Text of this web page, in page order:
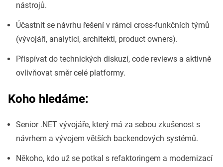
nástrojů.
Účastnit se návrhu řešení v rámci cross-funkčních týmů
(vývojáři, analytici, architekti, product owners).
Přispívat do technických diskuzí, code reviews a aktivně
ovlivňovat směr celé platformy.
Koho hledáme:
Senior .NET vývojáře, který má za sebou zkušenost s
návrhem a vývojem větších backendových systémů.
Někoho, kdo už se potkal s refaktoringem a modernizací